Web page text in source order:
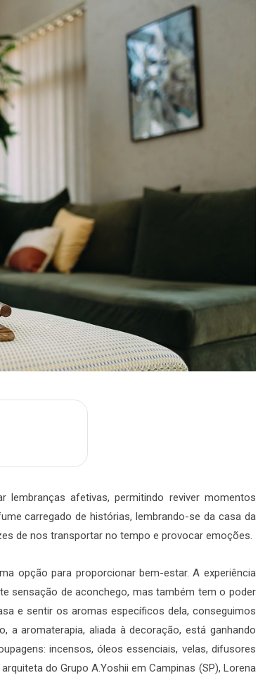
afetivas, permitindo reviver momentos
carregado de histórias, lembrando-se da casa da
de nos transportar no tempo e provocar emoções.
opção para proporcionar bem-estar. A experiência
sensação de aconchego, mas também tem o poder
e sentir os aromas específicos dela, conseguimos
a aromaterapia, aliada à decoração, está ganhando
incensos, óleos essenciais, velas, difusores
do Grupo A.Yoshii em Campinas (SP), Lorena